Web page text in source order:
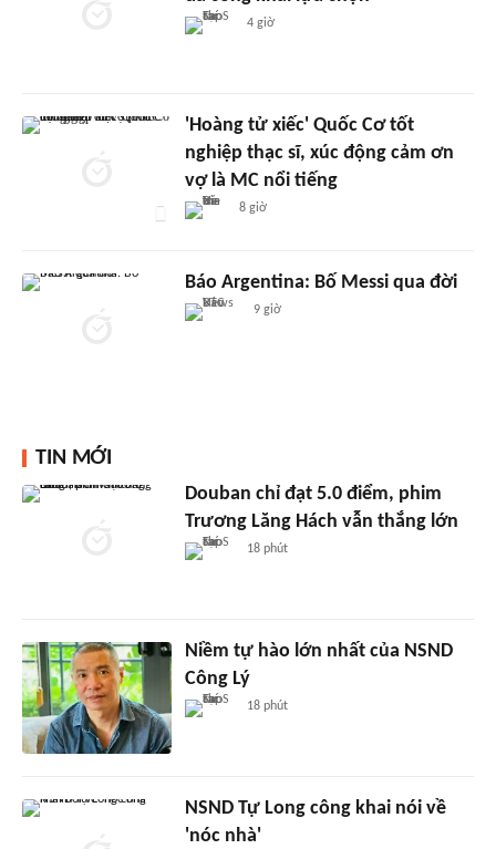
4 giờ
'Hoàng tử xiếc' Quốc Cơ tốt
nghiệp thạc sĩ, xúc động cảm ơn
vợ là MC nổi tiếng
8 giờ
Báo Argentina: Bố Messi qua đời
9 giờ
TIN MỚI
Douban chỉ đạt 5.0 điểm, phim
Trương Lăng Hách vẫn thắng lớn
18 phút
Niềm tự hào lớn nhất của NSND
Công Lý
18 phút
NSND Tự Long công khai nói về
'nóc nhà'